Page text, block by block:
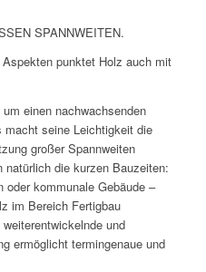
SPANNWEITEN.
punktet Holz auch mit
einen nachwachsenden
macht seine Leichtigkeit die
großer Spannweiten
die kurzen Bauzeiten:
oder kommunale Gebäude –
im Bereich Fertigbau
und
ermöglicht termingenaue und